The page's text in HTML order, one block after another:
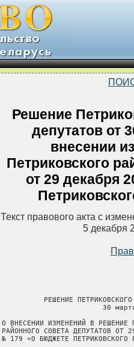
Решение
депутатов от
внесении
Петриковского
от 29 декабря
Текст правового акта с
5 декабря
РЕШЕНИЕ
30
О ВНЕСЕНИИ ИЗМЕНЕНИЙ В РЕШЕНИЕ
РАЙОННОГО СОВЕТА ДЕПУТАТОВ ОТ
№ 179 «О БЮДЖЕТЕ ПЕТРИКОВСКОГО